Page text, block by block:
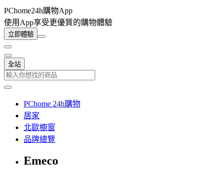
PChome24h購物App
使用App享受更優質的購物體驗
立即體驗
全站
PChome 24h購物
居家
北歐櫥窗
品牌總覽
Emeco